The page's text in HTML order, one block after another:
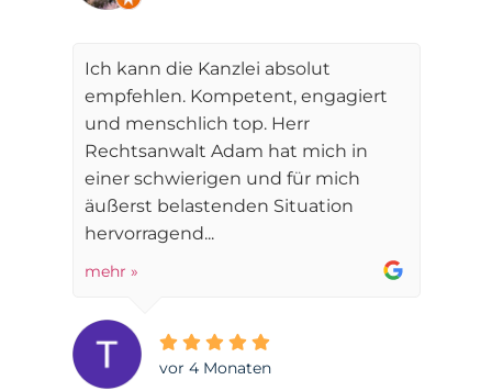
Ich kann die Kanzlei absolut
empfehlen. Kompetent, engagiert
und menschlich top. Herr
Rechtsanwalt Adam hat mich in
einer schwierigen und für mich
äußerst belastenden Situation
hervorragend...
mehr »
vor 4 Monaten